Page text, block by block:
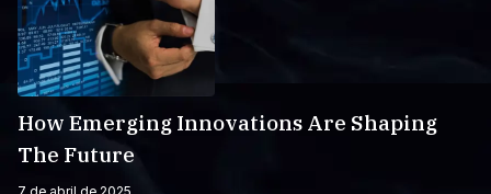
How Emerging Innovations Are Shaping
The Future